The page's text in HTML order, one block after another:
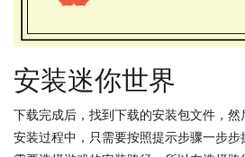
安装迷你世界
下载完成后，找到下载的安装包文件，
安装过程中，只需要按照提示步骤一步